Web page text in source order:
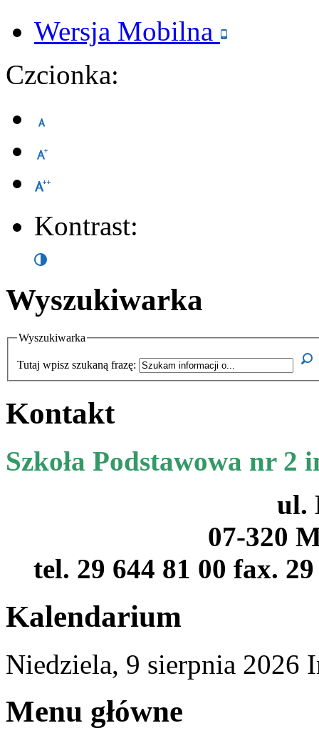
Wersja Mobilna
Czcionka:
Kontrast:
Wyszukiwarka
Wyszukiwarka
Tutaj wpisz szukaną frazę:
Kontakt
Szkoła Podstawowa nr
ul.
07-320
tel. 29 644 81 00 fax.
Kalendarium
Niedziela, 9 sierpnia 2026
Menu główne